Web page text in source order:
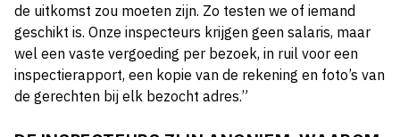
de uitkomst zou moeten zijn. Zo testen we of iemand
geschikt is. Onze inspecteurs krijgen geen salaris, maar
wel een vaste vergoeding per bezoek, in ruil voor een
inspectierapport, een kopie van de rekening en foto’s van
de gerechten bij elk bezocht adres.”